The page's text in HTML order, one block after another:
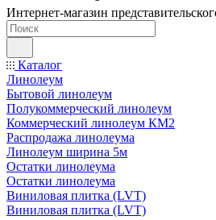
Интернет-магазин
Каталог
Линолеум
Бытовой линолеум
Полукоммерческий линолеум
Коммерческий линолеум КМ2
Распродажа линолеума
Линолеум ширина 5м
Остатки линолеума
Остатки линолеума
Виниловая плитка (LVT)
Виниловая плитка (LVT)